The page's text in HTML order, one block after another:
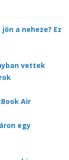
a neheze? Ez
vettek
Air
egy